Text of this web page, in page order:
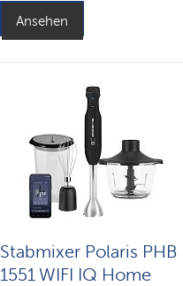
Ansehen
Stabmixer Polaris PHB
1551 WIFI IQ Home